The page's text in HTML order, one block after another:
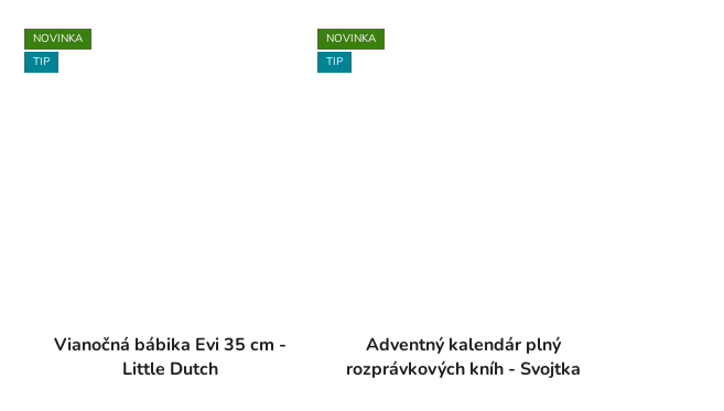
NOVINKA
TIP
Vianočná bábika Evi 35 cm -
Little Dutch
NOVINKA
TIP
Adventný kalendár plný
rozprávkových kníh - Svojtka